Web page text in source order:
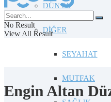
DÜNYA
DİĞER
SEYAHAT
MUTFAK
No Result
View All Result
Engin Altan